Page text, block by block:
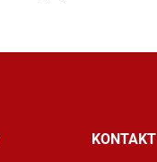
KONTAKT